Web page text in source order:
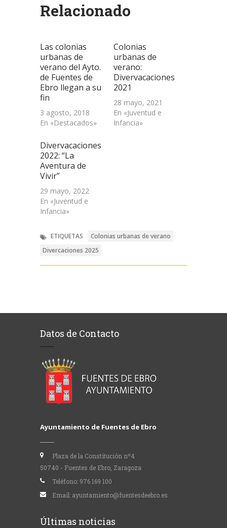
en
una
en
una
en
una
en
una
ventana
nueva)
Relacionado
Las colonias
urbanas de
verano del Ayto.
de Fuentes de
Ebro llegan a su
fin
3 agosto, 2018
En «Destacados»
Colonias
urbanas de
verano:
Divervacaciones
2021
28 mayo, 2021
En «Juventud e
Infancia»
Divervacaciones
2022: “La
Aventura de
Vivir”
29 mayo, 2022
En «Juventud e
Infancia»
ETIQUETAS
Colonias urbanas de verano
Divercaciones 2025
Datos de Contacto
Ayuntamiento de Fuentes de Ebro
Plaza de la Constitución nº4
50740 - Fuentes de Ebro, Zaragoza
Teléfono: 976 169 100
Email: ayuntamiento@fuentesdeebro.es
Últimas noticias